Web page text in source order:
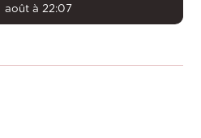
août à 22:07